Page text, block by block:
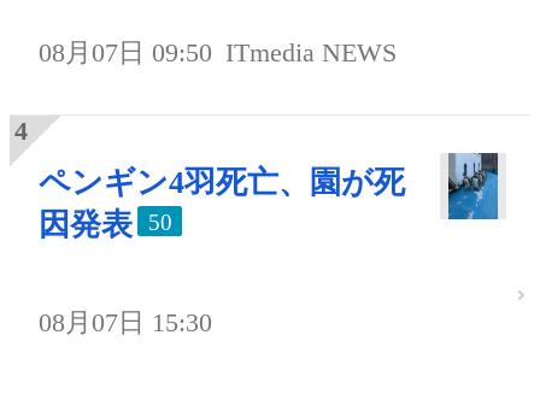
08月07日 09:50 ITmedia NEWS
ペンギン4羽死亡、園が死
因発表
50
08月07日 15:30